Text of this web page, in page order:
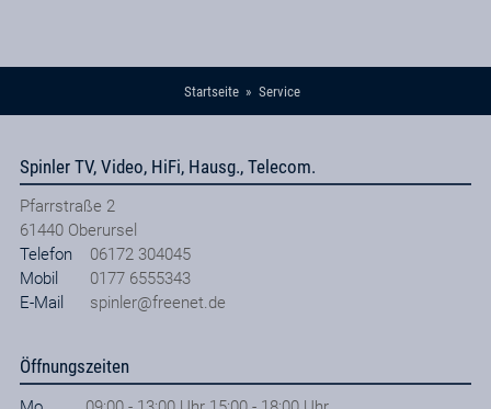
Startseite Service
Spinler TV, Video, HiFi, Hausg., Telecom.
Pfarrstraße 2
61440 Oberursel
Telefon
06172 304045
Mobil
0177 6555343
E-Mail
spinler@freenet.de
Öffnungszeiten